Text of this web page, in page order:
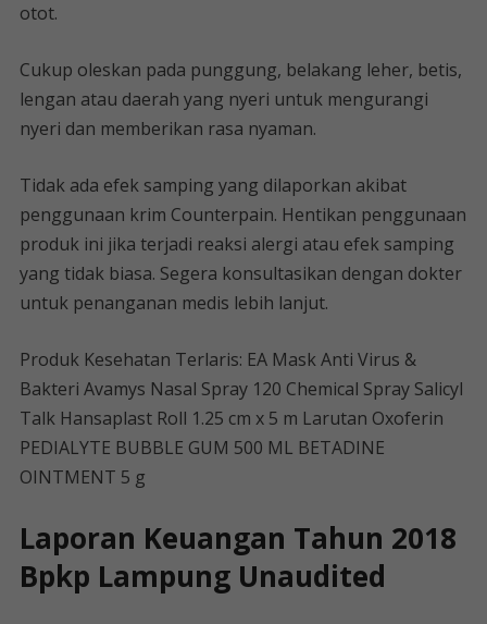
otot.
Cukup oleskan pada punggung, belakang leher, betis,
lengan atau daerah yang nyeri untuk mengurangi
nyeri dan memberikan rasa nyaman.
Tidak ada efek samping yang dilaporkan akibat
penggunaan krim Counterpain. Hentikan penggunaan
produk ini jika terjadi reaksi alergi atau efek samping
yang tidak biasa. Segera konsultasikan dengan dokter
untuk penanganan medis lebih lanjut.
Produk Kesehatan Terlaris: EA Mask Anti Virus &
Bakteri Avamys Nasal Spray 120 Chemical Spray Salicyl
Talk Hansaplast Roll 1.25 cm x 5 m Larutan Oxoferin
PEDIALYTE BUBBLE GUM 500 ML BETADINE
OINTMENT 5 g
Laporan Keuangan Tahun 2018
Bpkp Lampung Unaudited